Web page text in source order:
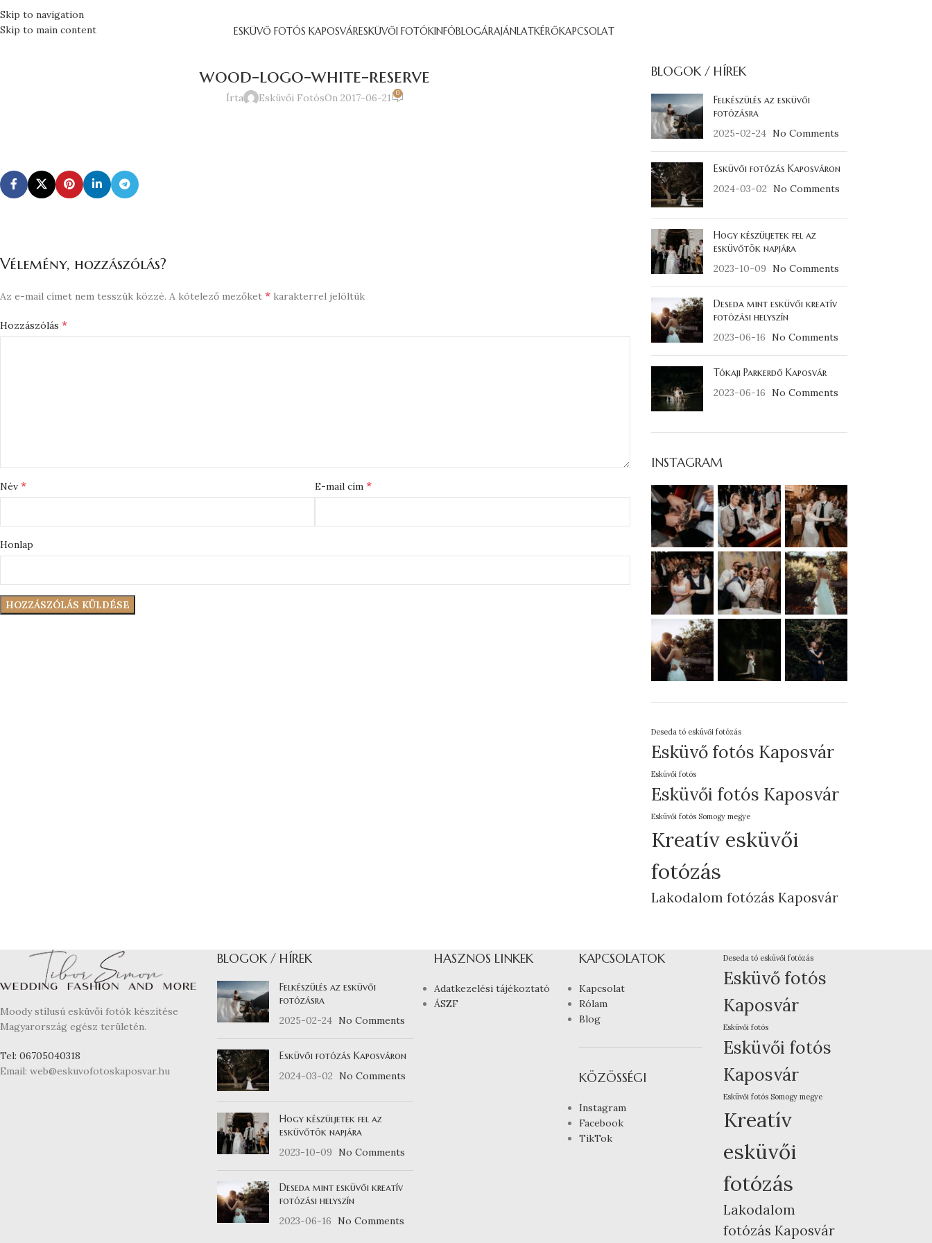
Skip to navigation
Skip to main content
ESKÜVŐ FOTÓS KAPOSVÁRESKÜVŐI FOTÓKINFÓBLOGÁRAJÁNLATKÉRŐKAPCSOLAT
wood-logo-white-reserve
Írta Esküvői FotósOn 2017-06-21 0
Vélemény, hozzászólás?
Az e-mail címet nem tesszük közzé. A kötelező mezőket * karakterrel jelöltük
Hozzászólás *
Név * E-mail cím*
Honlap
BLOGOK / HÍREK
Felkészülés az esküvői
fotózásra
2025-02-24 No Comments
Esküvői fotózás Kaposváron
2024-03-02 No Comments
Hogy készüljetek fel az
esküvőtök napjára
2023-10-09 No Comments
Deseda mint esküvői kreatív
fotózási helyszín
2023-06-16 No Comments
Tókaji Parkerdő Kaposvár
2023-06-16 No Comments
INSTAGRAM
Deseda tó esküvői fotózás
Esküvő fotós Kaposvár
Esküvői fotós
Esküvői fotós Kaposvár
Esküvői fotós Somogy megye
Kreatív esküvői
fotózás
Lakodalom fotózás Kaposvár
Moody stílusú esküvői fotók készítése
Magyarország egész területén.
Tel: 06705040318
Email: web@eskuvofotoskaposvar.hu
BLOGOK / HÍREK
Felkészülés az esküvői
fotózásra
2025-02-24 No Comments
Esküvői fotózás Kaposváron
2024-03-02
No Comments
Hogy készüljetek fel az
esküvőtök napjára
2023-10-09
No Comments
Deseda mint esküvői kreatív
fotózási helyszín
2023-06-16
No Comments
HASZNOS LINKEK
Adatkezelési tájékoztató
ÁSZF
KAPCSOLATOK
Kapcsolat
Rólam
Blog
KÖZÖSSÉGI
Instagram
Facebook
TikTok
Deseda tó esküvői fotózás
Esküvő fotós
Kaposvár
Esküvői fotós
Esküvői fotós
Kaposvár
Esküvői fotós Somogy megye
Kreatív
esküvői
fotózás
Lakodalom
fotózás Kaposvár